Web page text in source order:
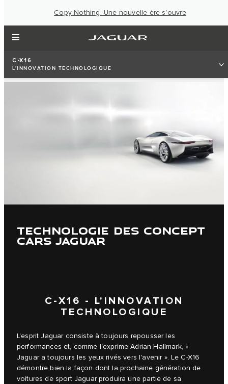
Copy Nothing. Une nouvelle ère s’ouvre
C-X16
L'INNOVATION TECHNOLOGIQUE
TECHNOLOGIE DES CONCEPT
CARS JAGUAR
C-X16 - L'INNOVATION
TECHNOLOGIQUE
L'esprit Jaguar consiste à toujours repousser les
performances et, comme l'exprime Adrian Hallmark, «
Jaguar a toujours les yeux rivés vers l'avenir ». Le C-X16
démontre bien la façon dont la prochaine génération de
voitures de sport Jaguar produira une partie de sa